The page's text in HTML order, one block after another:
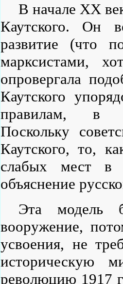
В начале XX
Каутского. Он
развитие (что
марксистами,
опровергала
Каутского
правилам, в
Поскольку
Каутского, то,
слабых мест в
объяснение
Эта модель
вооружение,
усвоения, не
историческую
революцию 1917